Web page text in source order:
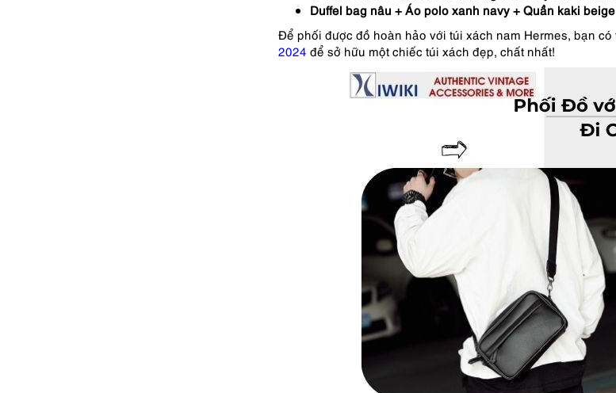
Duffel bag nâu + Áo polo xanh navy + Quần kaki
Để phối được đồ hoàn hảo với túi xách nam Hermes, bạn có
2024 để sở hữu một chiếc túi xách đẹp, chất nhất!